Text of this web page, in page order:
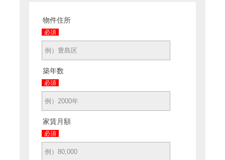
物件住所
必須
築年数
必須
家賃月額
必須